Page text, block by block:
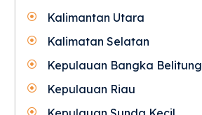
Kalimantan Utara
Kalimatan Selatan
Kepulauan Bangka Belitung
Kepulauan Riau